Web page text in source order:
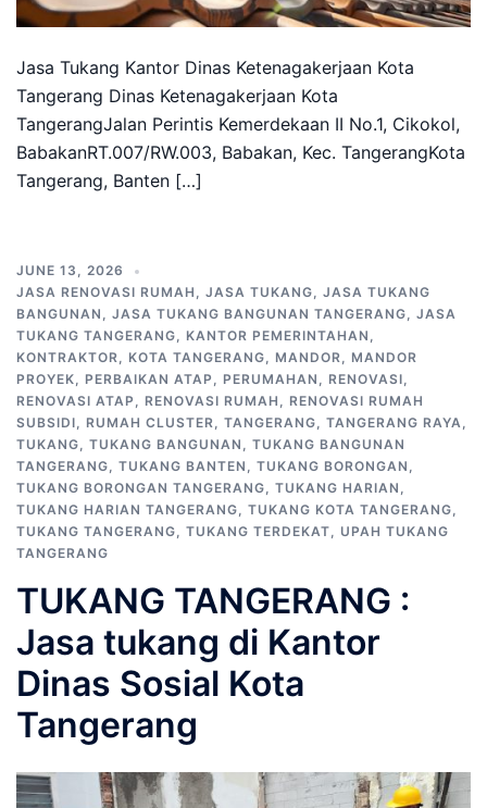
Jasa Tukang Kantor Dinas Ketenagakerjaan Kota
Tangerang Dinas Ketenagakerjaan Kota
TangerangJalan Perintis Kemerdekaan II No.1, Cikokol,
BabakanRT.007/RW.003, Babakan, Kec. TangerangKota
Tangerang, Banten […]
JUNE 13, 2026
JASA RENOVASI RUMAH , JASA TUKANG, JASA TUKANG
BANGUNAN , JASA TUKANG BANGUNAN TANGERANG, JASA
TUKANG TANGERANG, KANTOR PEMERINTAHAN ,
KONTRAKTOR, KOTA TANGERANG, MANDOR, MANDOR
PROYEK, PERBAIKAN ATAP , PERUMAHAN , RENOVASI,
RENOVASI ATAP , RENOVASI RUMAH , RENOVASI RUMAH
SUBSIDI, RUMAH CLUSTER, TANGERANG, TANGERANG RAYA,
TUKANG, TUKANG BANGUNAN , TUKANG BANGUNAN
TANGERANG, TUKANG BANTEN , TUKANG BORONGAN ,
TUKANG BORONGAN TANGERANG, TUKANG HARIAN ,
TUKANG HARIAN TANGERANG, TUKANG KOTA TANGERANG,
TUKANG TANGERANG, TUKANG TERDEKAT, UPAH TUKANG
TANGERANG
TUKANG TANGERANG :
Jasa tukang di Kantor
Dinas Sosial Kota
Tangerang